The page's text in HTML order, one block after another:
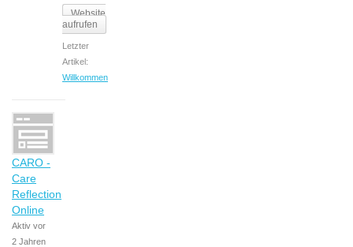
Website
aufrufen
Letzter
Artikel:
Willkommen
CARO -
Care
Reflection
Online
Aktiv vor
2 Jahren